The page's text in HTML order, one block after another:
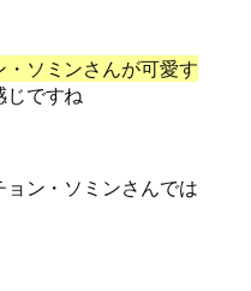
ソミンさんが可愛す
じですね
ン・ソミンさんでは